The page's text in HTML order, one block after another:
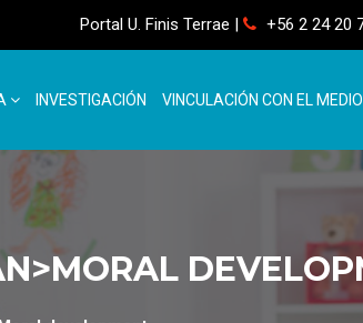
Portal U. Finis Terrae | +56 2 24 20
INVESTIGACIÓN VINCULACIÓN CON EL MEDIO